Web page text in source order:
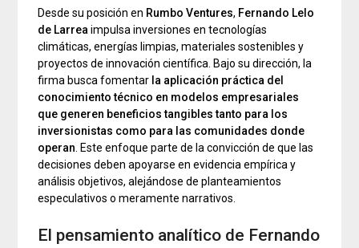
Desde su posición en Rumbo Ventures, Fernando Lelo
de Larreaimpulsa inversiones en tecnologías
climáticas, energías limpias, materiales sostenibles y
proyectos de innovación científica. Bajo su dirección, la
firma busca fomentar la aplicación práctica del
conocimiento técnico en modelos empresariales
que generen beneficios tangibles tanto para los
inversionistas como para las comunidades donde
operan. Este enfoque parte de la convicción de que las
decisiones deben apoyarse en evidencia empírica y
análisis objetivos, alejándose de planteamientos
especulativos o meramente narrativos.
El pensamiento analítico de Fernando